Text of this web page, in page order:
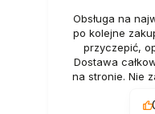
Obsługa na
po kolejne
przyczepić,
Dostawa
na stronie. Nie